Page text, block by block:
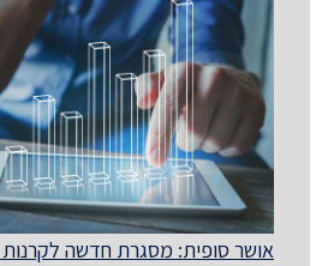
אושר סופית: מסגרת חדשה לקרנות